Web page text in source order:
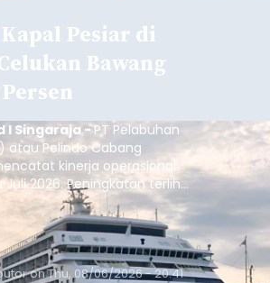
Pesiar di
Bawang
I Singaraja -PT Pelabuhan
atau Pelindo Cabang
kinerja operasional
2026. Peningkatan terlihat
mencapai 1,48 juta Gross
tumbuh 12,4 persen
yang sama tahun lalu
1,32 juta GT.
onThu, 08/06/2026 - 20:41